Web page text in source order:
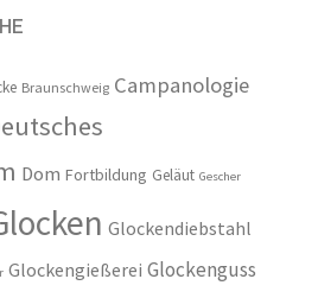
Braunschweig Campanologie
Dom Fortbildung Geläut Gescher
Glockendiebstahl
Glockengießerei Glockenguss